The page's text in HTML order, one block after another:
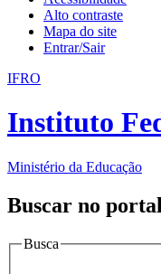
Alto contraste
Mapa do site
Entrar/Sair
IFRO
Instituto
Ministério da Educação
Buscar no portal
Busca